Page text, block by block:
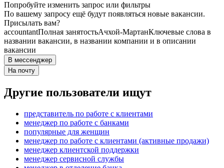
Попробуйте изменить запрос или фильтры
По вашему запросу ещё будут появляться новые вакансии.
Присылать вам?
accountantПолная занятостьАчхой-МартанКлючевые слова в
названии вакансии, в названии компании и в описании
вакансии
В мессенджер
На почту
Другие пользователи ищут
представитель по работе с клиентами
менеджер по работе с банками
популярные для женщин
менеджер по работе с клиентами (активные продажи)
менеджер клиентской поддержки
менеджер сервисной службы